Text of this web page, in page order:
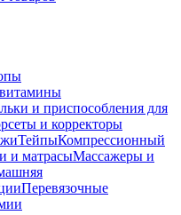
и приспособления для
и корректоры
ТейпыКомпрессионный
и матрасыМассажеры и
Перевязочные